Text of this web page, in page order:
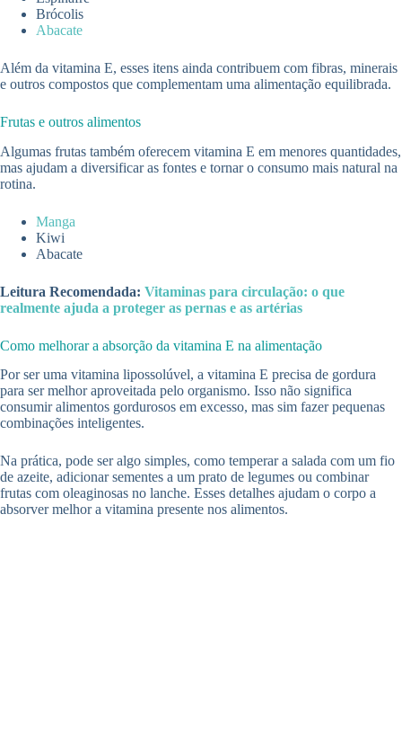
Brócolis
Abacate
Além da vitamina E, esses itens ainda contribuem com fibras, minerais
e outros compostos que complementam uma alimentação equilibrada.
Frutas e outros alimentos
Algumas frutas também oferecem vitamina E em menores quantidades,
mas ajudam a diversificar as fontes e tornar o consumo mais natural na
rotina.
Manga
Kiwi
Abacate
Leitura Recomendada: Vitaminas para circulação: o que
realmente ajuda a proteger as pernas e as artérias
Como melhorar a absorção da vitamina E na alimentação
Por ser uma vitamina lipossolúvel, a vitamina E precisa de gordura
para ser melhor aproveitada pelo organismo. Isso não significa
consumir alimentos gordurosos em excesso, mas sim fazer pequenas
combinações inteligentes.
Na prática, pode ser algo simples, como temperar a salada com um fio
de azeite, adicionar sementes a um prato de legumes ou combinar
frutas com oleaginosas no lanche. Esses detalhes ajudam o corpo a
absorver melhor a vitamina presente nos alimentos.